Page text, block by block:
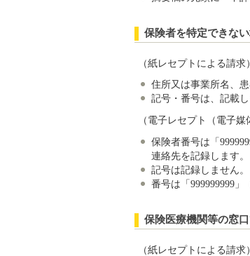
保険者を特定できな
（紙レセプトによる請求）
住所又は事業所名、
記号・番号は、記載し
（電子レセプト（電子
保険者番号は「
連絡先を記録します。
記号は記録しません。
番号は「999999999」
保険医療機関等の窓
（紙レセプトによる請求）